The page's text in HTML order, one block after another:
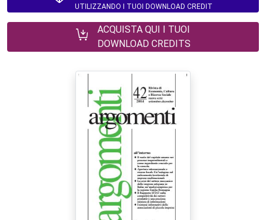
UTILIZZANDO I TUOI DOWNLOAD CREDIT
ACQUISTA QUI I TUOI
DOWNLOAD CREDITS